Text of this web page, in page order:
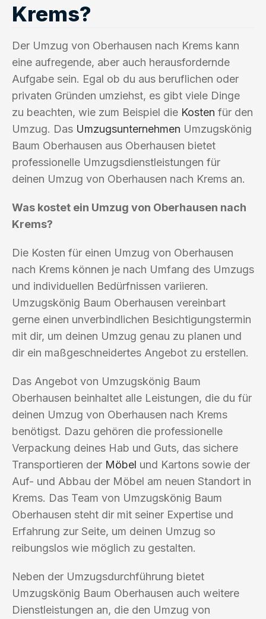
Krems?
Der Umzug von Oberhausen nach Krems kann
eine aufregende, aber auch herausfordernde
Aufgabe sein. Egal ob du aus beruflichen oder
privaten Gründen umziehst, es gibt viele Dinge
zu beachten, wie zum Beispiel die Kosten für den
Umzug. Das Umzugsunternehmen Umzugskönig
Baum Oberhausen aus Oberhausen bietet
professionelle Umzugsdienstleistungen für
deinen Umzug von Oberhausen nach Krems an.
Was kostet ein Umzug von Oberhausen nach
Krems?
Die Kosten für einen Umzug von Oberhausen
nach Krems können je nach Umfang des Umzugs
und individuellen Bedürfnissen variieren.
Umzugskönig Baum Oberhausen vereinbart
gerne einen unverbindlichen Besichtigungstermin
mit dir, um deinen Umzug genau zu planen und
dir ein maßgeschneidertes Angebot zu erstellen.
Das Angebot von Umzugskönig Baum
Oberhausen beinhaltet alle Leistungen, die du für
deinen Umzug von Oberhausen nach Krems
benötigst. Dazu gehören die professionelle
Verpackung deines Hab und Guts, das sichere
Transportieren der Möbel und Kartons sowie der
Auf- und Abbau der Möbel am neuen Standort in
Krems. Das Team von Umzugskönig Baum
Oberhausen steht dir mit seiner Expertise und
Erfahrung zur Seite, um deinen Umzug so
reibungslos wie möglich zu gestalten.
Neben der Umzugsdurchführung bietet
Umzugskönig Baum Oberhausen auch weitere
Dienstleistungen an, die den Umzug von